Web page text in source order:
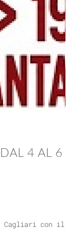
4 AL 6
Cagliari con il